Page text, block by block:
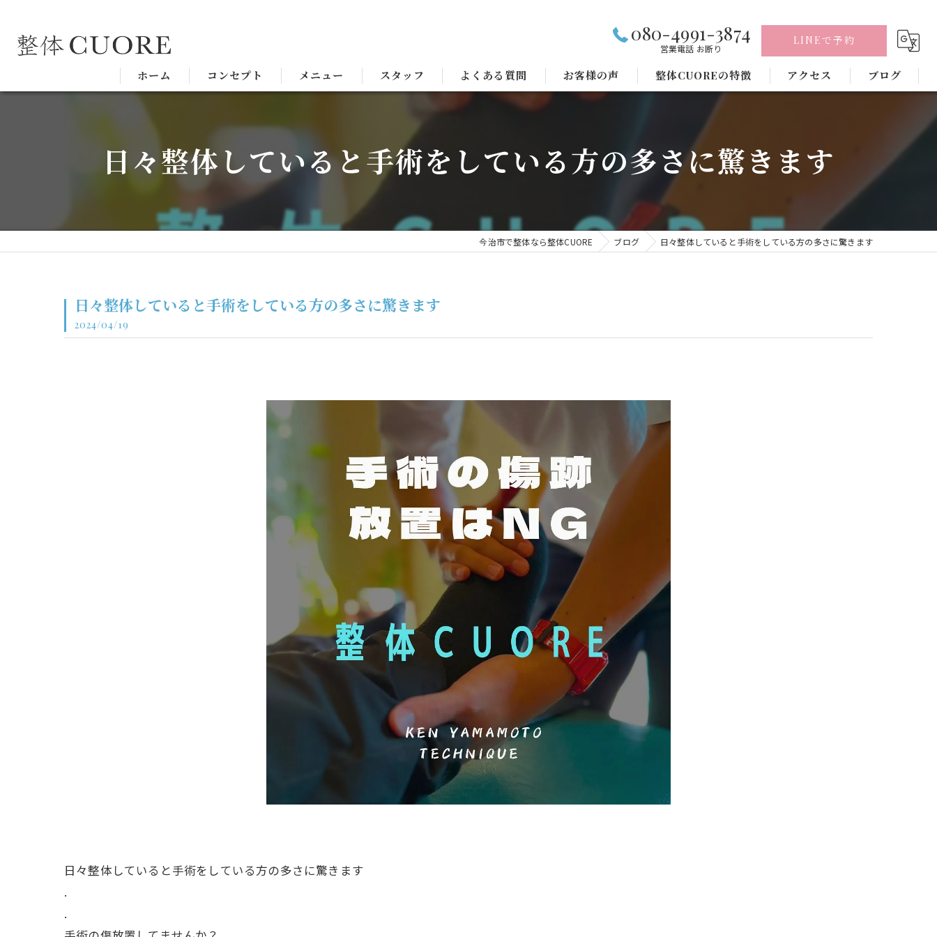
080-4991-3874
営業電話 お断り
LINEで予約
ホーム コンセプト メニュー スタッフ よくある質問 お客様の声 整体CUOREの特徴
肩こり
骨盤矯正
ヘッドスパ
頭痛
アクセス ブログ
日々整体していると手術をしている方の多さに驚きます
今治市で整体なら整体CUORE ブログ 日々整体していると手術をしている方の多さに驚きます
日々整体していると手術をしている方の多さに驚きます
2024/04/19
日々整体していると手術をしている方の多さに驚きます
.
.